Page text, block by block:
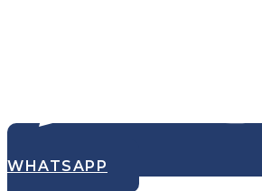
WHATSAPP